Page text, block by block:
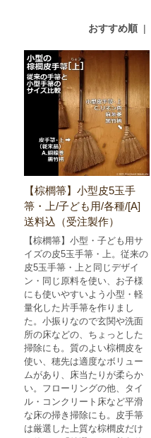
おすすめ順|
【棕櫚箒】小型皮5玉手
箒・上/子ども用/各種/[A]
送料込（受注製作）
【棕櫚箒】小型・子ども用サ
イズの皮5玉手箒・上。従来の
皮5玉手箒・上と同じデザイ
ン・同じ原料を使い、お子様
にも使いやすいよう小型・軽
量化した片手箒を作りまし
た。小振りなので玄関や洗面
所の床などの、ちょっとした
掃除にも。質のよい棕櫚皮を
使い、穂先は適度なボリュー
ムがあり、床当たりが柔らか
い。フローリングの他、タイ
ル・コンクリート床など平滑
な床の掃き掃除にも。皮手箒
は厳選した上質な棕櫚皮だけ